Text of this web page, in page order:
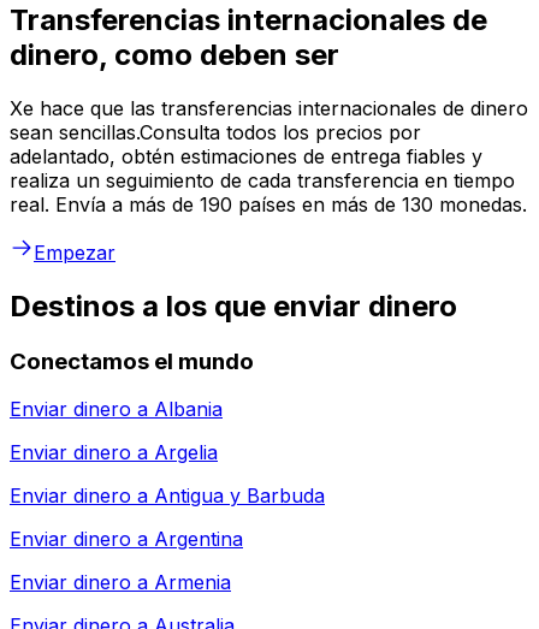
Transferencias internacionales de
dinero, como deben ser
Xe hace que las transferencias internacionales de dinero
sean sencillas.Consulta todos los precios por
adelantado, obtén estimaciones de entrega fiables y
realiza un seguimiento de cada transferencia en tiempo
real. Envía a más de 190 países en más de 130 monedas.
Empezar
Destinos a los que enviar dinero
Conectamos el mundo
Enviar dinero a Albania
Enviar dinero a Argelia
Enviar dinero a Antigua y Barbuda
Enviar dinero a Argentina
Enviar dinero a Armenia